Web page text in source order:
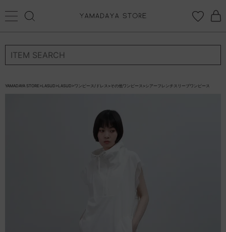
ログイン 新規会員登録
STORE BRAND・LABELから探す
YAMADAYA STORE > LASUD > LASUD > ワンピース/ドレス > その他ワンピース > シアーフレンチスリーブワンピース
×
ログイン